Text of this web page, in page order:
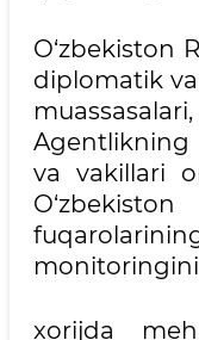
O‘zbekiston
diplomatik
Agentlikning
va vakillari
xorijda